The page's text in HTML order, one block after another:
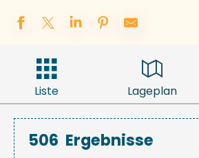
Liste Lageplan
506 Ergebnisse